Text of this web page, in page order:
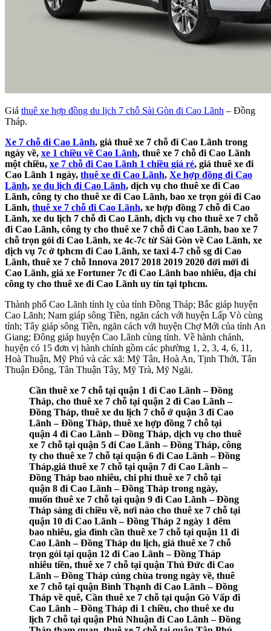
Giá thuê xe hợp đồng du lịch 7 chỗ Sài Gòn đi Cao Lãnh – Đồng
Tháp.
Xe 7 chỗ đi Cao Lãnh, giá thuê xe 7 chỗ đi Cao Lãnh trong
ngày về, xe 1 chiều về Cao Lãnh, thuê xe 7 chỗ đi Cao Lãnh
một chiều, xe 7 chỗ đi Cao Lãnh 1 chiều giá rẻ, giá thuê xe đi
Cao Lãnh 1 ngày, thuê xe đi Cao Lãnh, Xe hợp đồng đi Cao
Lãnh, xe du lịch đi Cao Lãnh, dịch vụ cho thuê xe đi Cao
Lãnh, công ty cho thuê xe đi Cao Lãnh, bao xe trọn gói đi Cao
Lãnh, thuê xe 7 chỗ đi Cao Lãnh, xe hợp đồng 7 chỗ đi Cao
Lãnh, xe du lịch 7 chỗ đi Cao Lãnh, dịch vụ cho thuê xe 7 chỗ
đi Cao Lãnh, công ty cho thuê xe 7 chỗ đi Cao Lãnh, bao xe 7
chỗ trọn gói đi Cao Lãnh, xe 4c-7c từ Sài Gòn về Cao Lãnh, xe
dịch vụ 7c ở tphcm đi Cao Lãnh, xe taxi 4-7 chỗ sg đi Cao
Lãnh, thuê xe 7 chỗ Innova 2017 2018 2019 2020 đời mới đi
Cao Lãnh, giá xe Fortuner 7c đi Cao Lãnh bao nhiêu, địa chỉ
công ty cho thuê xe đi Cao Lãnh uy tín tại tphcm.
Thành phố Cao Lãnh tỉnh lỵ của tỉnh Đồng Tháp; Bắc giáp huyện
Cao Lãnh; Nam giáp sông Tiền, ngăn cách với huyện Lấp Vò cùng
tỉnh; Tây giáp sông Tiền, ngăn cách với huyện Chợ Mới của tỉnh An
Giang; Đông giáp huyện Cao Lãnh cùng tỉnh. Về hành chánh,
huyện có 15 đơn vị hành chính gồm các phường 1, 2, 3, 4, 6, 11,
Hoà Thuận, Mỹ Phú và các xã: Mỹ Tân, Hoà An, Tịnh Thới, Tân
Thuận Đông, Tân Thuận Tây, Mỹ Trà, Mỹ Ngãi.
Cần thuê xe 7 chỗ tại quận 1 đi Cao Lãnh – Đồng
Tháp, cho thuê xe 7 chỗ tại quận 2 đi Cao Lãnh –
Đồng Tháp, thuê xe du lịch 7 chỗ ở quận 3 đi Cao
Lãnh – Đồng Tháp, thuê xe hợp đồng 7 chỗ tại
quận 4 đi Cao Lãnh – Đồng Tháp, dịch vụ cho thuê
xe 7 chỗ tại quận 5 đi Cao Lãnh – Đồng Tháp, công
ty cho thuê xe 7 chỗ tại quận 6 đi Cao Lãnh – Đồng
Tháp,giá thuê xe 7 chỗ tại quận 7 đi Cao Lãnh –
Đồng Tháp bao nhiêu, chi phí thuê xe 7 chỗ tại
quận 8 đi Cao Lãnh – Đồng Tháp trong ngày,
muốn thuê xe 7 chỗ tại quận 9 đi Cao Lãnh – Đồng
Tháp sáng đi chiều về, nơi nào cho thuê xe 7 chỗ tại
quận 10 đi Cao Lãnh – Đồng Tháp 2 ngày 1 đêm
bao nhiêu, gia đình cần thuê xe 7 chỗ tại quận 11 đi
Cao Lãnh – Đồng Tháp du lịch, giá thuê xe 7 chỗ
trọn gói tại quận 12 đi Cao Lãnh – Đồng Tháp
nhiêu tiền, thuê xe 7 chỗ tại quận Thủ Đức đi Cao
Lãnh – Đồng Tháp cúng chùa trong ngày về, thuê
xe 7 chỗ tại quận Bình Thạnh đi Cao Lãnh – Đồng
Tháp về quê, Cần thuê xe 7 chỗ tại quận Gò Vấp đi
Cao Lãnh – Đồng Tháp đi 1 chiều, cho thuê xe du
lịch 7 chỗ tại quận Phú Nhuận đi Cao Lãnh – Đồng